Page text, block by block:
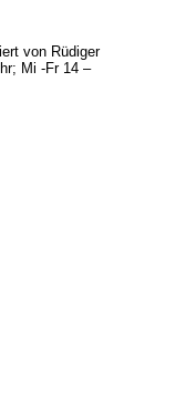
von Rüdiger
Mi -Fr 14 –